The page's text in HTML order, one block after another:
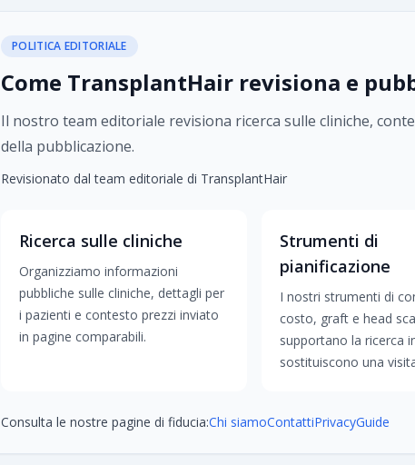
POLITICA EDITORIALE
Come TransplantHair revisiona e
Il nostro team editoriale revisiona ricerca sulle cliniche,
della pubblicazione.
Revisionato dal team editoriale di TransplantHair
Ricerca sulle cliniche
Organizziamo informazioni
pubbliche sulle cliniche, dettagli per
i pazienti e contesto prezzi inviato
in pagine comparabili.
Strumenti di
pianificazione
I nostri strumenti di
costo, graft e head
supportano la ricerca
sostituiscono una
Consulta le nostre pagine di fiducia:Chi siamoContattiPrivacyGuide